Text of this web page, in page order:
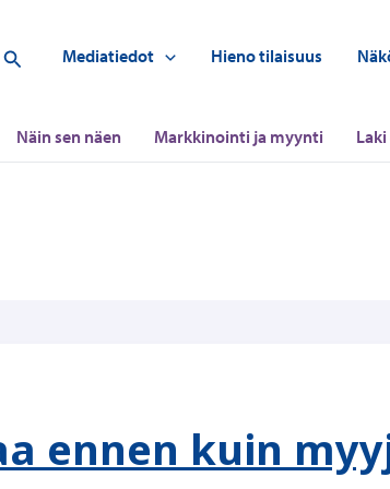
Hae Mediatiedot Hieno tilaisuus
Näin sen näen Markkinointi ja myynti
ennen kuin